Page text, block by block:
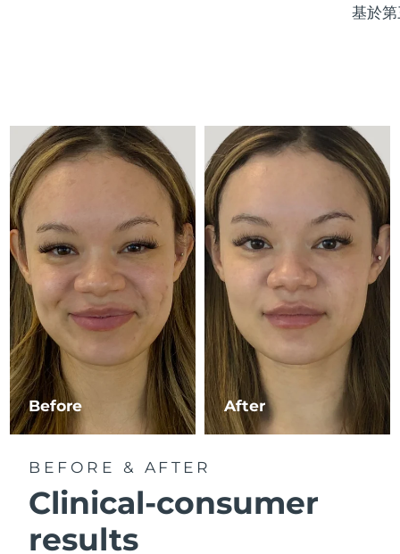
基於
Before After
BEFORE & AFTER
Clinical-consumer
results
全部購買
FOREO APP
關於我們
8/11/26
日本 預計送達日期 8/12/26
澤西島 8/14/26
哈薩克 預計送達日期8/11/26
科威特 預計送達日期
拉脫維亞 預計送達日期 8/9/26
黎巴嫩 預計送達日期 8/10/26
立陶宛 預計送達日期 8/9/26